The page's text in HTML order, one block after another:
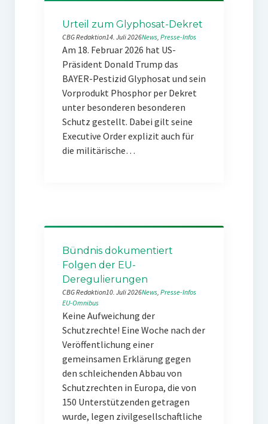
Urteil zum Glyphosat-Dekret
CBG Redaktion14. Juli 2026News, Presse-Infos
Am 18. Februar 2026 hat US-
Präsident Donald Trump das
BAYER-Pestizid Glyphosat und sein
Vorprodukt Phosphor per Dekret
unter besonderen besonderen
Schutz gestellt. Dabei gilt seine
Executive Order explizit auch für
die militärische…
Bündnis dokumentiert
Folgen der EU-
Deregulierungen
CBG Redaktion10. Juli 2026News, Presse-Infos
EU-Omnibus
Keine Aufweichung der
Schutzrechte! Eine Woche nach der
Veröffentlichung einer
gemeinsamen Erklärung gegen
den schleichenden Abbau von
Schutzrechten in Europa, die von
150 Unterstützenden getragen
wurde, legen zivilgesellschaftliche